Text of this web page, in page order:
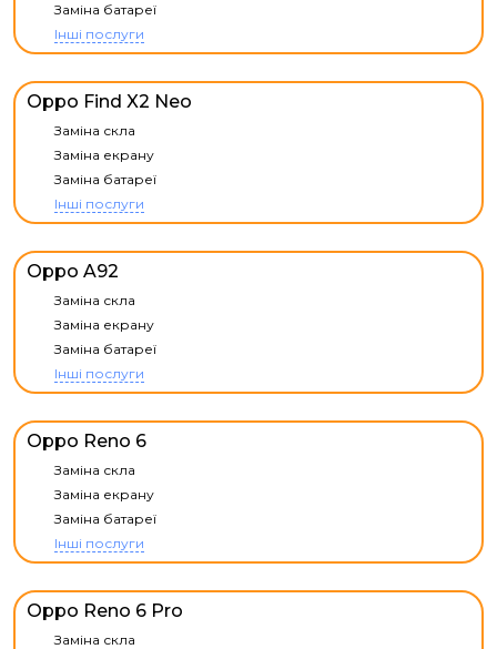
Заміна батареї
Інші послуги
Oppo Find X2 Neo
Заміна скла
Заміна екрану
Заміна батареї
Інші послуги
Oppo A92
Заміна скла
Заміна екрану
Заміна батареї
Інші послуги
Oppo Reno 6
Заміна скла
Заміна екрану
Заміна батареї
Інші послуги
Oppo Reno 6 Pro
Заміна скла